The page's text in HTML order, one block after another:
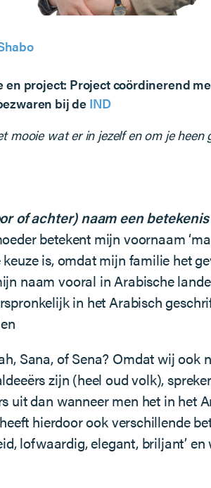
en project: Project coördinerend
bij deIND
mooie wat er in jezelf en om je heen
of achter) naam een
betekent mijn voornaam
keuze is, omdat mijn familie het
naam vooral in Arabische
in het Arabisch
Sana, of Sena? Omdat wij ook
zijn (heel oud volk),
uit dan wanneer men het in het
hierdoor ook verschillende
lofwaardig, elegant, briljant’ en